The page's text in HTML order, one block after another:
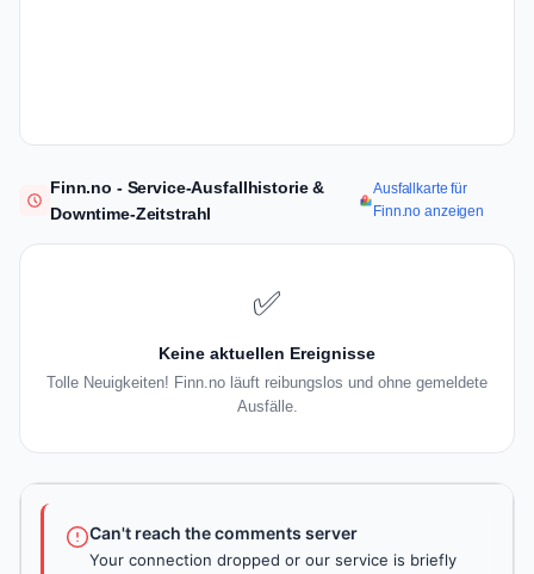
Finn.no - Service-Ausfallhistorie &
Downtime-Zeitstrahl
Ausfallkarte für
Finn.no anzeigen
✅
Keine aktuellen Ereignisse
Tolle Neuigkeiten! Finn.no läuft reibungslos und ohne gemeldete
Ausfälle.
Can't reach the comments server
Your connection dropped or our service is briefly